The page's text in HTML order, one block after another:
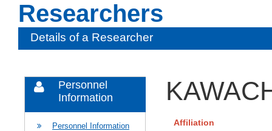
Researchers
Details of a Researcher
Personnel
Information
Personnel Information Affiliation